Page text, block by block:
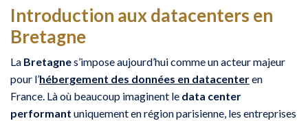
Introduction aux datacenters en
Bretagne
La Bretagnes’impose aujourd’hui comme un acteur majeur
pour l’hébergement des données en datacenteren
France. Là où beaucoup imaginent le data center
performant uniquement en région parisienne, les entreprises